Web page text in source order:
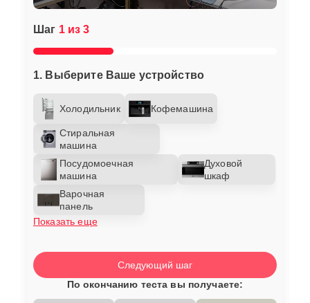
Шаг 1 из 3
1. Выберите Ваше устройство
Холодильник Кофемашина
Стиральная
машина
Посудомоечная
машина
Духовой
шкаф
Варочная
панель
Показать еще
Следующий шаг
По окончанию теста вы получаете: